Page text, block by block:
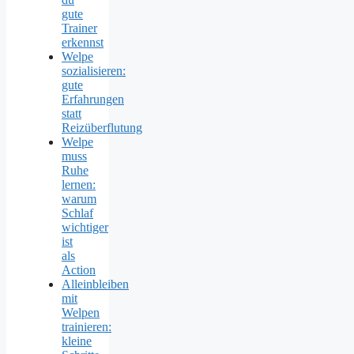
gute
Trainer
erkennst
Welpe
sozialisieren:
gute
Erfahrungen
statt
Reizüberflutung
Welpe
muss
Ruhe
lernen:
warum
Schlaf
wichtiger
ist
als
Action
Alleinbleiben
mit
Welpen
trainieren:
kleine